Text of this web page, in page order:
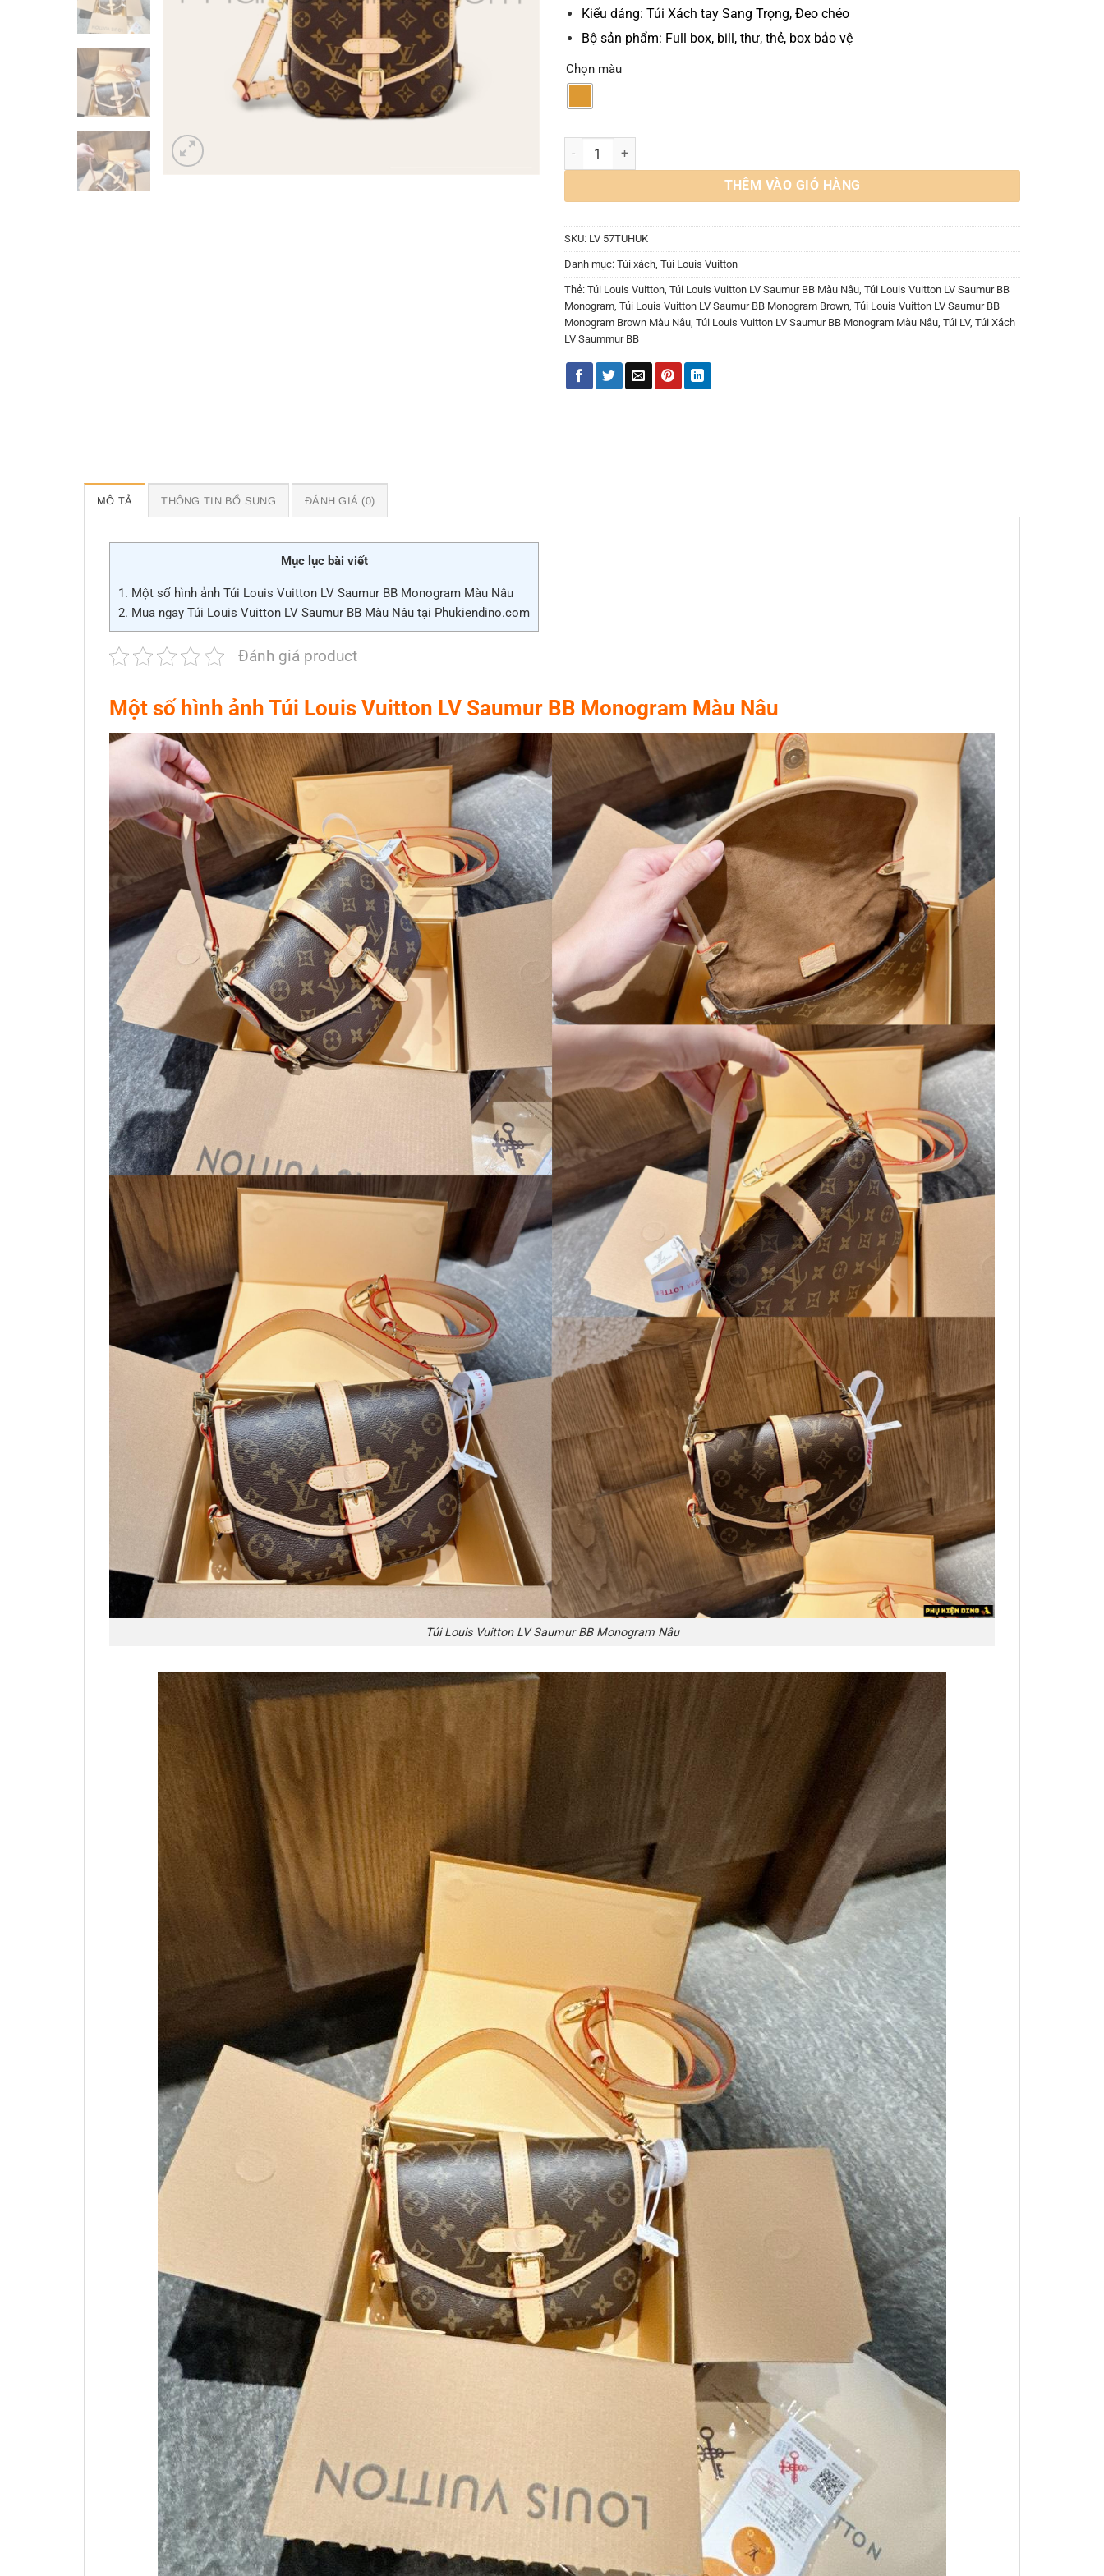
Kiểu dáng: Túi Xách tay Sang Trọng, Đeo chéo
Bộ sản phẩm: Full box, bill, thư, thẻ, box bảo vệ
Chọn màu
Túi Louis Vuitton LV Saumur BB Monogram Màu Nâu số lượng
THÊM VÀO GIỎ HÀNG
SKU: LV 57TUHUK
Danh mục: Túi xách Túi Louis Vuitton
Thẻ: Túi Louis Vuitton Túi Louis Vuitton LV Saumur BB Màu Nâu Túi Louis Vuitton LV Saumur BB
Monogram Túi Louis Vuitton LV Saumur BB Monogram Brown Túi Louis Vuitton LV Saumur BB
Monogram Brown Màu Nâu Túi Louis Vuitton LV Saumur BB Monogram Màu Nâu Túi LV, Túi Xách
LV Saummur BB
MÔ TẢ THÔNG TIN BỔ SUNG ĐÁNH GIÁ (0)
Mục lục bài viết
1. Một số hình ảnh Túi Louis Vuitton LV Saumur BB Monogram Màu Nâu
2. Mua ngay Túi Louis Vuitton LV Saumur BB Màu Nâu tại Phukiendino.com
Đánh giá product
Một số hình ảnh Túi Louis Vuitton LV Saumur BB Monogram Màu Nâu
Túi Louis Vuitton LV Saumur BB Monogram Nâu